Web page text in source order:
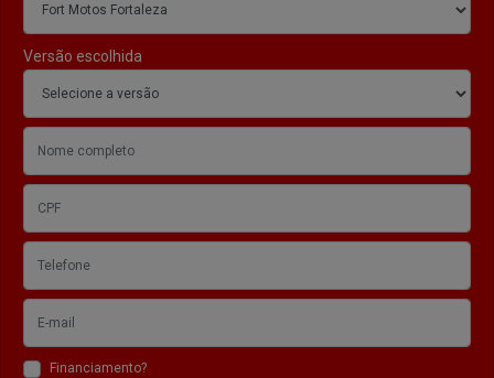
Versão escolhida
Financiamento?